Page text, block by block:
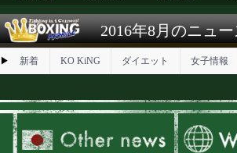
試合日程 試合結果 練習動画
新着 ダイエット